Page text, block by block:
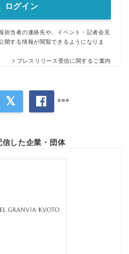
ログイン
担当者の連絡先や、イベント・記者会見
開する情報が閲覧できるようになりま
プレスリリース受信に関するご案内
した企業・団体